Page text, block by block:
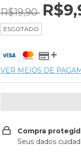
R$19,90
ESGOTADO
VER MEIOS DE
Compra
Seus dados